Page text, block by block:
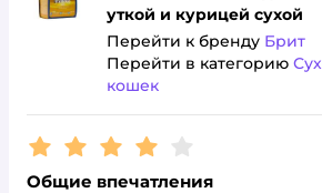
уткой и курицей сухой
Перейти к бренду Брит
Перейти в категорию
кошек
Рейтинг:4
Общие впечатления